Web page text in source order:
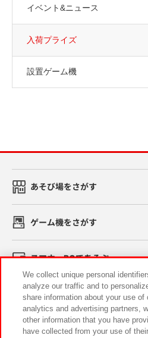
イベント&ニュース
入荷プライズ
設置ゲーム機
あそび場をさがす
ゲーム機をさがす
スマホ・PCであそぶ
イベント・キャンペーン
We collect unique personal
analyze our traffic and to
share information about your use of
analytics and advertising partners,
other information that you have
have collected from your use of